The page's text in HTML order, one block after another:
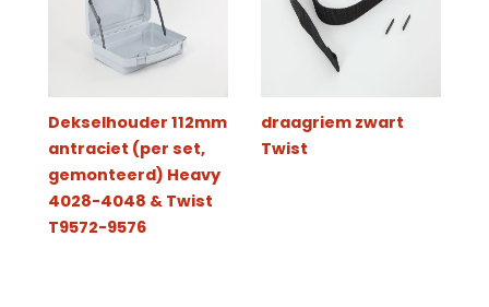
Dekselhouder 112mm
antraciet (per set,
gemonteerd) Heavy
4028-4048 & Twist
T9572-9576
draagriem zwart
Twist